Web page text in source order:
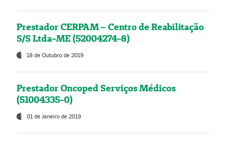
Prestador CERPAM – Centro de Reabilitação
S/S Ltda-ME (52004274-8)
18 de Outubro de 2019
Prestador Oncoped Serviços Médicos
(51004335-0)
01 de Janeiro de 2019